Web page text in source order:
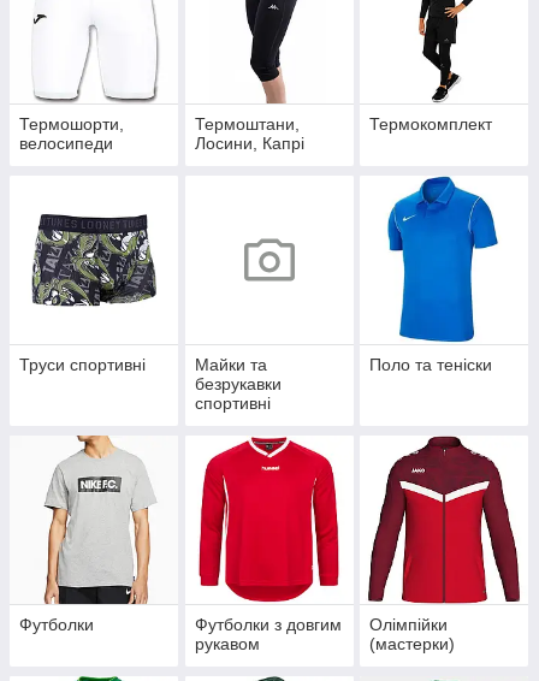
Термошорти,
велосипеди
Термоштани,
Лосини, Капрі
Термокомплект
Труси спортивні
Майки та
безрукавки
спортивні
Поло та теніски
Футболки
Футболки з довгим
рукавом
Олімпійки
(мастерки)